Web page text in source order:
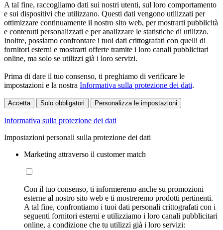
A tal fine, raccogliamo dati sui nostri utenti, sul loro comportamento
e sui dispositivi che utilizzano. Questi dati vengono utilizzati per
ottimizzare continuamente il nostro sito web, per mostrarti pubblicità
e contenuti personalizzati e per analizzare le statistiche di utilizzo.
Inoltre, possiamo confrontare i tuoi dati crittografati con quelli di
fornitori esterni e mostrarti offerte tramite i loro canali pubblicitari
online, ma solo se utilizzi già i loro servizi.
Prima di dare il tuo consenso, ti preghiamo di verificare le
impostazioni e la nostra Informativa sulla protezione dei dati.
Accetta Solo obbligatori Personalizza le impostazioni
Informativa sulla protezione dei dati
Impostazioni personali sulla protezione dei dati
Marketing attraverso il customer match
Con il tuo consenso, ti informeremo anche su promozioni
esterne al nostro sito web e ti mostreremo prodotti pertinenti.
A tal fine, confrontiamo i tuoi dati personali crittografati con i
seguenti fornitori esterni e utilizziamo i loro canali pubblicitari
online, a condizione che tu utilizzi già i loro servizi: